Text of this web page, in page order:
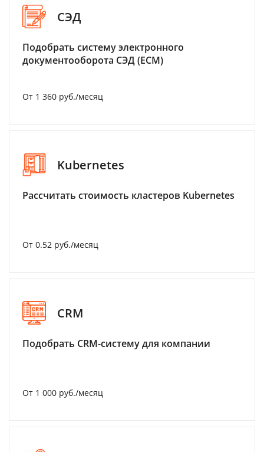
СЭД
Подобрать систему электронного
документооборота СЭД (ECM)
От 1 360 руб./месяц
Kubernetes
Рассчитать стоимость кластеров Kubernetes
От 0.52 руб./месяц
CRM
Подобрать CRM-систему для компании
От 1 000 руб./месяц